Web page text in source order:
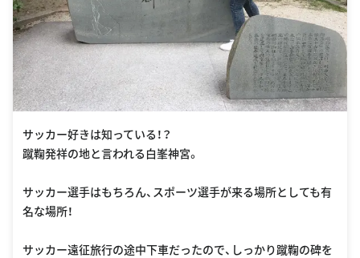
サッカー好きは知っている！？
蹴鞠発祥の地と言われる白峯神宮。
サッカー選手はもちろん、スポーツ選手が来る場所としても有
名な場所！
サッカー遠征旅行の途中下車だったので、しっかり蹴鞠の碑を